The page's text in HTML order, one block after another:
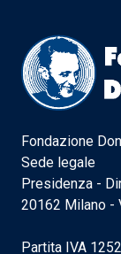
Fondazione
Sede legale
Presidenza -
20162 Milano -
Partita IVA